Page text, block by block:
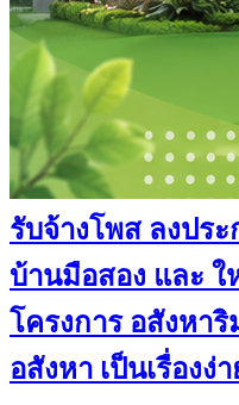
รับจ้างโพส ลงปร
บ้านมือสอง และ ใ
โครงการ อสังหา
อสังหา เป็นเรื่องง่